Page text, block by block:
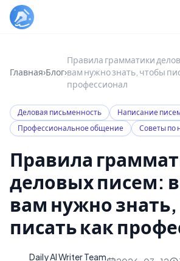
Главная›Блог›
Правила грамматики
вам нужно знать, чтобы
профессионал
Деловая письменность Написание
Профессиональное общение
Советы по
Правила
деловых писем:
вам нужно
писать как
Daily AI Writer Team